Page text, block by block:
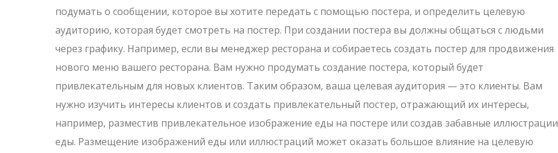
подумать о сообщении, которое вы хотите передать с помощью постера, и определить целевую
аудиторию, которая будет смотреть на постер. При создании постера вы должны общаться с людьми
через графику. Например, если вы менеджер ресторана и собираетесь создать постер для продвижения
нового меню вашего ресторана. Вам нужно продумать создание постера, который будет
привлекательным для новых клиентов. Таким образом, ваша целевая аудитория — это клиенты. Вам
нужно изучить интересы клиентов и создать привлекательный постер, отражающий их интересы,
например, разместив привлекательное изображение еды на постере или создав забавные иллюстрации
еды. Размещение изображений еды или иллюстраций может оказать большое влияние на целевую